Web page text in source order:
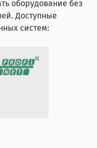
оборудование без
Доступные
систем: